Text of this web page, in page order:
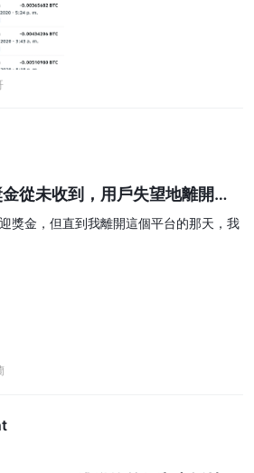
從未收到，用戶失望地離開平
獎金，但直到我離開這個平台的那天，我